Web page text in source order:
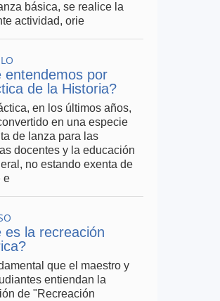
básica, se realice la
actividad, orie
entendemos por
de la Historia?
en los últimos años,
en una especie
de lanza para las
docentes y la educación
no estando exenta de
e
es la recreación
que el maestro y
entiendan la
de "Recreación